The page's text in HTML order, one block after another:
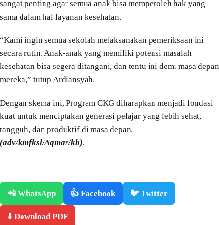
sangat penting agar semua anak bisa memperoleh hak yang
sama dalam hal layanan kesehatan.
“Kami ingin semua sekolah melaksanakan pemeriksaan ini
secara rutin. Anak-anak yang memiliki potensi masalah
kesehatan bisa segera ditangani, dan tentu ini demi masa depan
mereka,” tutup Ardiansyah.
Dengan skema ini, Program CKG diharapkan menjadi fondasi
kuat untuk menciptakan generasi pelajar yang lebih sehat,
tangguh, dan produktif di masa depan.
(adv/kmfksl/Aqmar/kb).
📲 WhatsApp 👍 Facebook 🐦 Twitter
⬇️ Download PDF